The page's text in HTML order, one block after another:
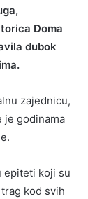
Doma
dubok
zajednicu,
je godinama
epiteti koji su
kod svih